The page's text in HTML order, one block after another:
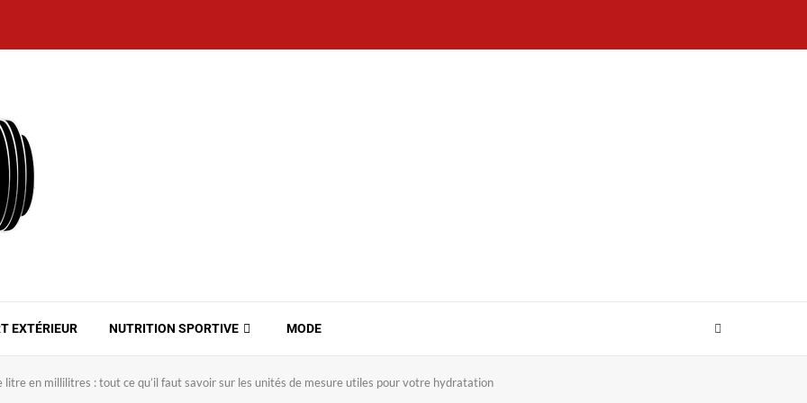
EXTÉRIEUR NUTRITION SPORTIVE MODE
en millilitres : tout ce qu’il faut savoir sur les unités de mesure utiles pour votre hydratation